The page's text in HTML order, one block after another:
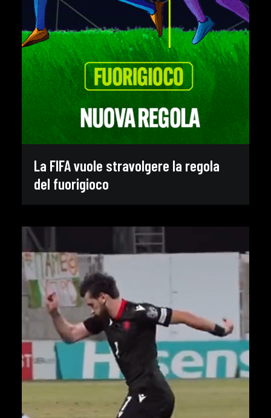
La FIFA vuole stravolgere la regola
del fuorigioco